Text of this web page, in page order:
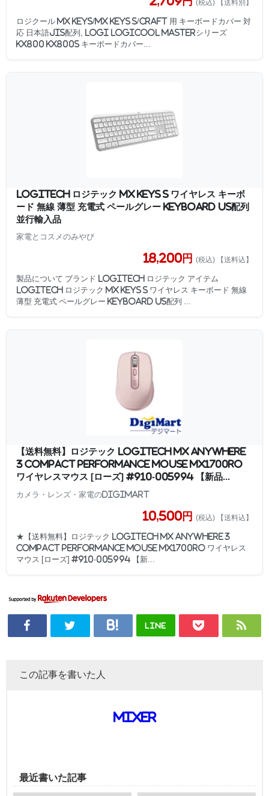
(税込) 【送料別】
ロジクール MX Keys/MX Keys S/Craft 用 キーボードカバー 対
応 日本語JIS配列, Logi Logicool Masterシリーズ
KX800 KX800s キーボードカバー...
Logitech ロジテック MX KEYS S ワイヤレス キーボ
ード 無線 薄型 充電式 ペールグレー Keyboard US配列
並行輸入品
家電とコスメのみやび
18,200円 (税込) 【送料込】
製品について ブランド Logitech ロジテック アイテム
Logitech ロジテック MX KEYS S ワイヤレス キーボード 無線
薄型 充電式 ペールグレー Keyboard US配列 ...
【送料無料】ロジテック LOGITECH MX Anywhere
3 Compact Performance Mouse MX1700RO
ワイヤレスマウス [ローズ] #910-005994 【新品...
カメラ・レンズ・家電のDigiMart
10,500円 (税込) 【送料込】
★【送料無料】ロジテック LOGITECH MX Anywhere 3
Compact Performance Mouse MX1700RO ワイヤレス
マウス [ローズ] #910-005994 【新...
LINE
この記事を書いた人
mixer
最近書いた記事